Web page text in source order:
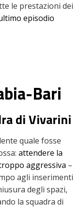
le prestazioni dei
episodio
Bari
di Vivarini
quale fosse
attendere la
aggressiva –
agli inserimenti
degli spazi,
la squadra di